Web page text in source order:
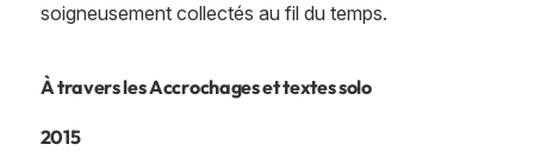
soigneusement collectés au fil du temps.
À travers les Accrochages et textes solo
2015